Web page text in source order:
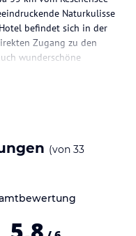
Naturkulisse
befindet sich in der
Zugang zu den
wunderschöne
eingerichtet und bieten
kostenfreies WLAN und
und Whirlpool sind
(von 33